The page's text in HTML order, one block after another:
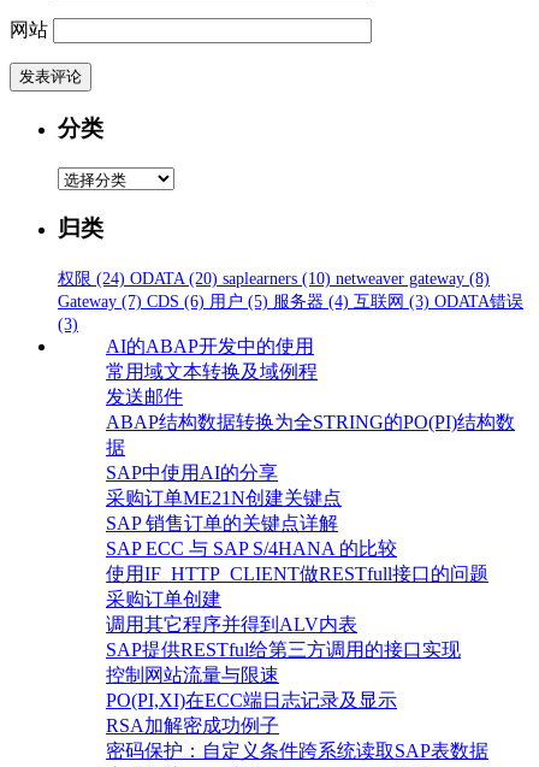
网站
分类
分
归类
权限 (24) ODATA (20) saplearners (10) netweaver gateway (8)
Gateway (7) CDS (6) 用户 (5) 服务器 (4) 互联网 (3) ODATA错误
(3)
AI的ABAP开发中的使用
常用域文本转换及域例程
发送邮件
ABAP结构数据转换为全STRING的PO(PI)结构数
据
SAP中使用AI的分享
采购订单ME21N创建关键点
SAP 销售订单的关键点详解
SAP ECC 与 SAP S/4HANA 的比较
使用IF_HTTP_CLIENT做RESTfull接口的问题
采购订单创建
调用其它程序并得到ALV内表
SAP提供RESTful给第三方调用的接口实现
控制网站流量与限速
PO(PI,XI)在ECC端日志记录及显示
RSA加解密成功例子
密码保护：自定义条件跨系统读取SAP表数据